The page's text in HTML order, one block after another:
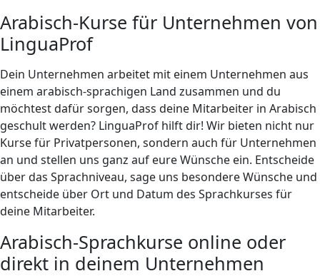
Arabisch-Kurse für Unternehmen von
LinguaProf
Dein Unternehmen arbeitet mit einem Unternehmen aus
einem arabisch-sprachigen Land zusammen und du
möchtest dafür sorgen, dass deine Mitarbeiter in Arabisch
geschult werden? LinguaProf hilft dir! Wir bieten nicht nur
Kurse für Privatpersonen, sondern auch für Unternehmen
an und stellen uns ganz auf eure Wünsche ein. Entscheide
über das Sprachniveau, sage uns besondere Wünsche und
entscheide über Ort und Datum des Sprachkurses für
deine Mitarbeiter.
Arabisch-Sprachkurse online oder
direkt in deinem Unternehmen